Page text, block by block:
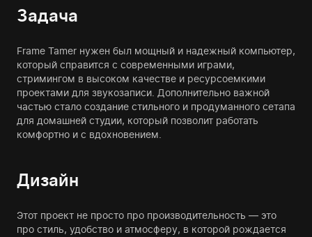
Задача
Frame Tamer нужен был мощный и надежный компьютер,
который справится с современными играми,
стримингом в высоком качестве и ресурсоемкими
проектами для звукозаписи. Дополнительно важной
частью стало создание стильного и продуманного сетапа
для домашней студии, который позволит работать
комфортно и с вдохновением.
Дизайн
Этот проект не просто про производительность — это
про стиль, удобство и атмосферу, в которой рождается